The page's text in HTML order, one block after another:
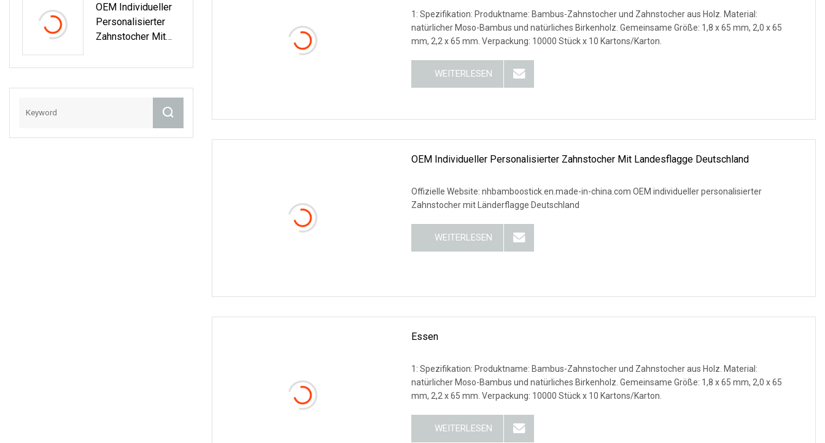
OEM Individueller
Personalisierter
Zahnstocher Mit
Deutschland
1: Spezifikation: Produktname: Bambus-Zahnstocher und Zahnstocher aus Holz. Material:
natürlicher Moso-Bambus und natürliches Birkenholz. Gemeinsame Größe: 1,8 x 65 mm, 2,0 x 65
mm, 2,2 x 65 mm. Verpackung: 10000 Stück x 10 Kartons/Karton.
WEITERLESEN
OEM Individueller Personalisierter Zahnstocher Mit Landesflagge Deutschland
Offizielle Website: nhbamboostick.en.made-in-china.com OEM individueller personalisierter
Zahnstocher mit Länderflagge Deutschland
WEITERLESEN
Essen
1: Spezifikation: Produktname: Bambus-Zahnstocher und Zahnstocher aus Holz. Material:
natürlicher Moso-Bambus und natürliches Birkenholz. Gemeinsame Größe: 1,8 x 65 mm, 2,0 x 65
mm, 2,2 x 65 mm. Verpackung: 10000 Stück x 10 Kartons/Karton.
WEITERLESEN